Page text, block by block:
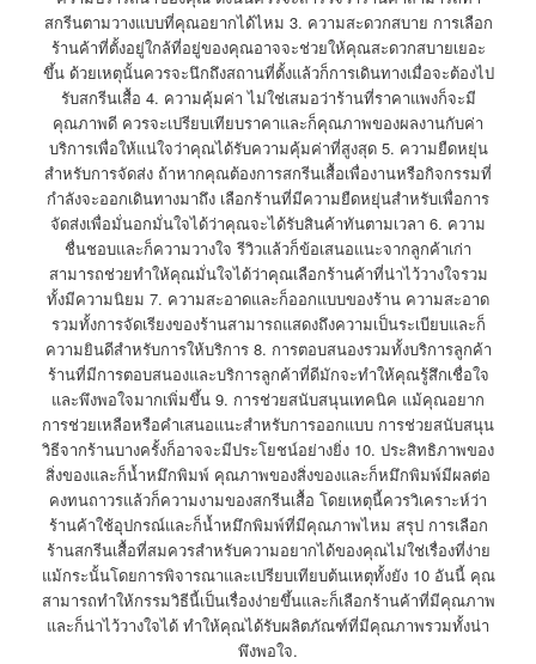
สกรีนตามวางแบบที่คุณอยากได้ไหม 3. ความสะดวกสบาย การเลือก
ร้านค้าที่ตั้งอยู่ใกล้ที่อยู่ของคุณอาจจะช่วยให้คุณสะดวกสบายเยอะ
ขึ้น ด้วยเหตุนั้นควรจะนึกถึงสถานที่ตั้งแล้วก็การเดินทางเมื่อจะต้องไป
รับสกรีนเสื้อ 4. ความคุ้มค่า ไม่ใช่เสมอว่าร้านที่ราคาแพงก็จะมี
คุณภาพดี ควรจะเปรียบเทียบราคาและก็คุณภาพของผลงานกับค่า
บริการเพื่อให้แน่ใจว่าคุณได้รับความคุ้มค่าที่สูงสุด 5. ความยืดหยุ่น
สำหรับการจัดส่ง ถ้าหากคุณต้องการสกรีนเสื้อเพื่องานหรือกิจกรรมที่
กำลังจะออกเดินทางมาถึง เลือกร้านที่มีความยืดหยุ่นสำหรับเพื่อการ
จัดส่งเพื่อมั่นอกมั่นใจได้ว่าคุณจะได้รับสินค้าทันตามเวลา 6. ความ
ชื่นชอบและก็ความวางใจ รีวิวแล้วก็ข้อเสนอแนะจากลูกค้าเก่า
สามารถช่วยทำให้คุณมั่นใจได้ว่าคุณเลือกร้านค้าที่น่าไว้วางใจรวม
ทั้งมีความนิยม 7. ความสะอาดและก็ออกแบบของร้าน ความสะอาด
รวมทั้งการจัดเรียงของร้านสามารถแสดงถึงความเป็นระเบียบและก็
ความยินดีสำหรับการให้บริการ 8. การตอบสนองรวมทั้งบริการลูกค้า
ร้านที่มีการตอบสนองและบริการลูกค้าที่ดีมักจะทำให้คุณรู้สึกเชื่อใจ
และพึงพอใจมากเพิ่มขึ้น 9. การช่วยสนับสนุนเทคนิค แม้คุณอยาก
การช่วยเหลือหรือคำเสนอแนะสำหรับการออกแบบ การช่วยสนับสนุน
วิธีจากร้านบางครั้งก็อาจจะมีประโยชน์อย่างยิ่ง 10. ประสิทธิภาพของ
สิ่งของและก็น้ำหมึกพิมพ์ คุณภาพของสิ่งของและก็หมึกพิมพ์มีผลต่อ
คงทนถาวรแล้วก็ความงามของสกรีนเสื้อ โดยเหตุนี้ควรวิเคราะห์ว่า
ร้านค้าใช้อุปกรณ์และก็น้ำหมึกพิมพ์ที่มีคุณภาพไหม สรุป การเลือก
ร้านสกรีนเสื้อที่สมควรสำหรับความอยากได้ของคุณไม่ใช่เรื่องที่ง่าย
แม้กระนั้นโดยการพิจารณาและเปรียบเทียบต้นเหตุทั้งยัง 10 อันนี้ คุณ
สามารถทำให้กรรมวิธีนี้เป็นเรื่องง่ายขึ้นและก็เลือกร้านค้าที่มีคุณภาพ
และก็น่าไว้วางใจได้ ทำให้คุณได้รับผลิตภัณฑ์ที่มีคุณภาพรวมทั้งน่า
พึงพอใจ.